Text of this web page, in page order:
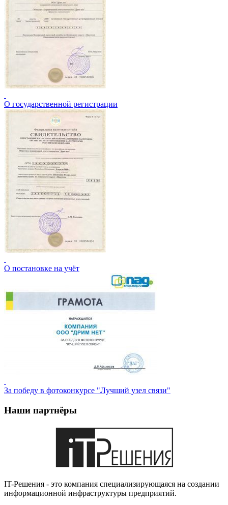
О государственной регистрации
О постановке на учёт
За победу в фотоконкурсе "Лучший узел связи"
Наши партнёры
IT-Решения - это компания специализирующаяся на создании
информационной инфраструктуры предприятий.